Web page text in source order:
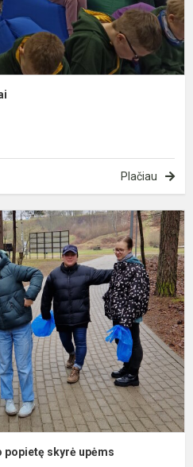
Plačiau
popietę skyrė upėms